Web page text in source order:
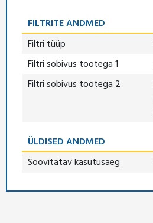
FILTRITE ANDMED
Filtri tüüp
Filtri sobivus tootega 1
Filtri sobivus tootega 2
ÜLDISED ANDMED
Soovitatav kasutusaeg